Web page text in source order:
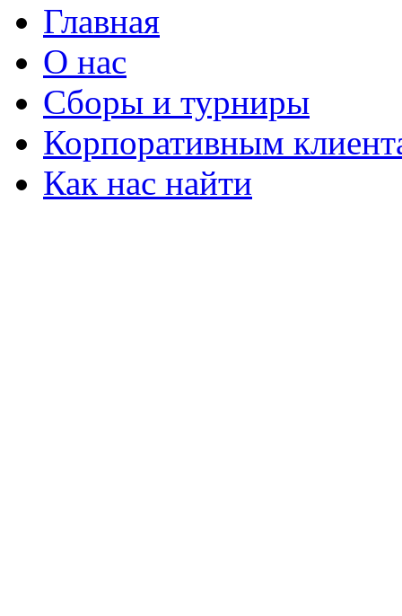
Главная
О нас
Сборы и турниры
Корпоративным
Как нас найти